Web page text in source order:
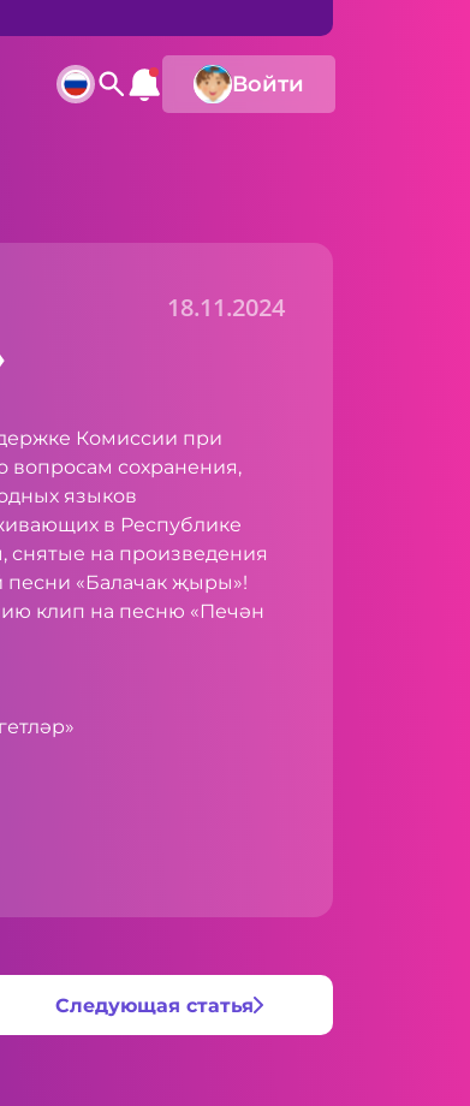
Войти
18.11.2024
Комиссии при
вопросам сохранения,
языков
в Республике
снятые на произведения
песни «Балачак җыры»!
клип на песню «Печән
Следующая статья